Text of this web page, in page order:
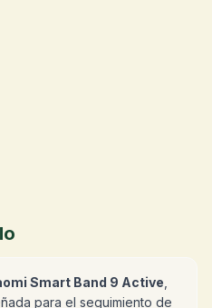
Smart Band 9 Active
para el seguimiento de